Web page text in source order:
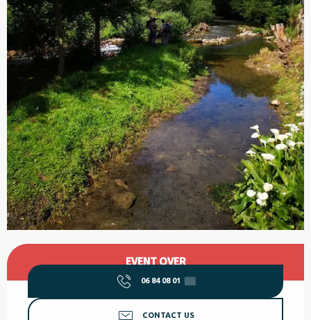
Opening hours & contact details
EVENT OVER
06 84 08 01 ▒▒
CONTACT US